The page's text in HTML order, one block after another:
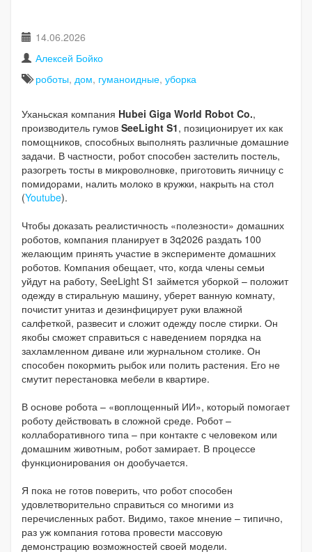
14.06.2026
Алексей Бойко
роботы, дом, гуманоидные, уборка
Уханьская компания Hubei Giga World Robot Co.,
производитель гумов SeeLight S1, позиционирует их как
помощников, способных выполнять различные домашние
задачи. В частности, робот способен застелить постель,
разогреть тосты в микроволновке, приготовить яичницу с
помидорами, налить молоко в кружки, накрыть на стол
(Youtube).
Чтобы доказать реалистичность «полезности» домашних
роботов, компания планирует в 3q2026 раздать 100
желающим принять участие в эксперименте домашних
роботов. Компания обещает, что, когда члены семьи
уйдут на работу, SeeLight S1 займется уборкой – положит
одежду в стиральную машину, уберет ванную комнату,
почистит унитаз и дезинфицирует руки влажной
салфеткой, развесит и сложит одежду после стирки. Он
якобы сможет справиться с наведением порядка на
захламленном диване или журнальном столике. Он
способен покормить рыбок или полить растения. Его не
смутит перестановка мебели в квартире.
В основе робота – «воплощенный ИИ», который помогает
роботу действовать в сложной среде. Робот –
коллаборативного типа – при контакте с человеком или
домашним животным, робот замирает. В процессе
функционирования он дообучается.
Я пока не готов поверить, что робот способен
удовлетворительно справиться со многими из
перечисленных работ. Видимо, такое мнение – типично,
раз уж компания готова провести массовую
демонстрацию возможностей своей модели.